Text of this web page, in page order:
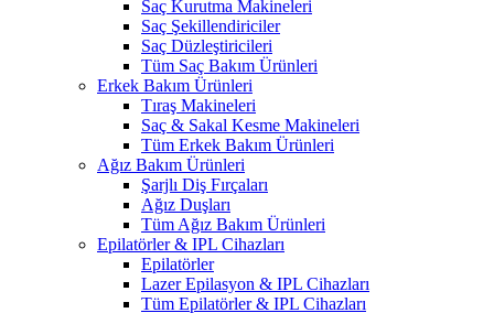
Saç Kurutma Makineleri
Saç Şekillendiriciler
Saç Düzleştiricileri
Tüm Saç Bakım Ürünleri
Erkek Bakım Ürünleri
Tıraş Makineleri
Saç & Sakal Kesme Makineleri
Tüm Erkek Bakım Ürünleri
Ağız Bakım Ürünleri
Şarjlı Diş Fırçaları
Ağız Duşları
Tüm Ağız Bakım Ürünleri
Epilatörler & IPL Cihazları
Epilatörler
Lazer Epilasyon & IPL Cihazları
Tüm Epilatörler & IPL Cihazları